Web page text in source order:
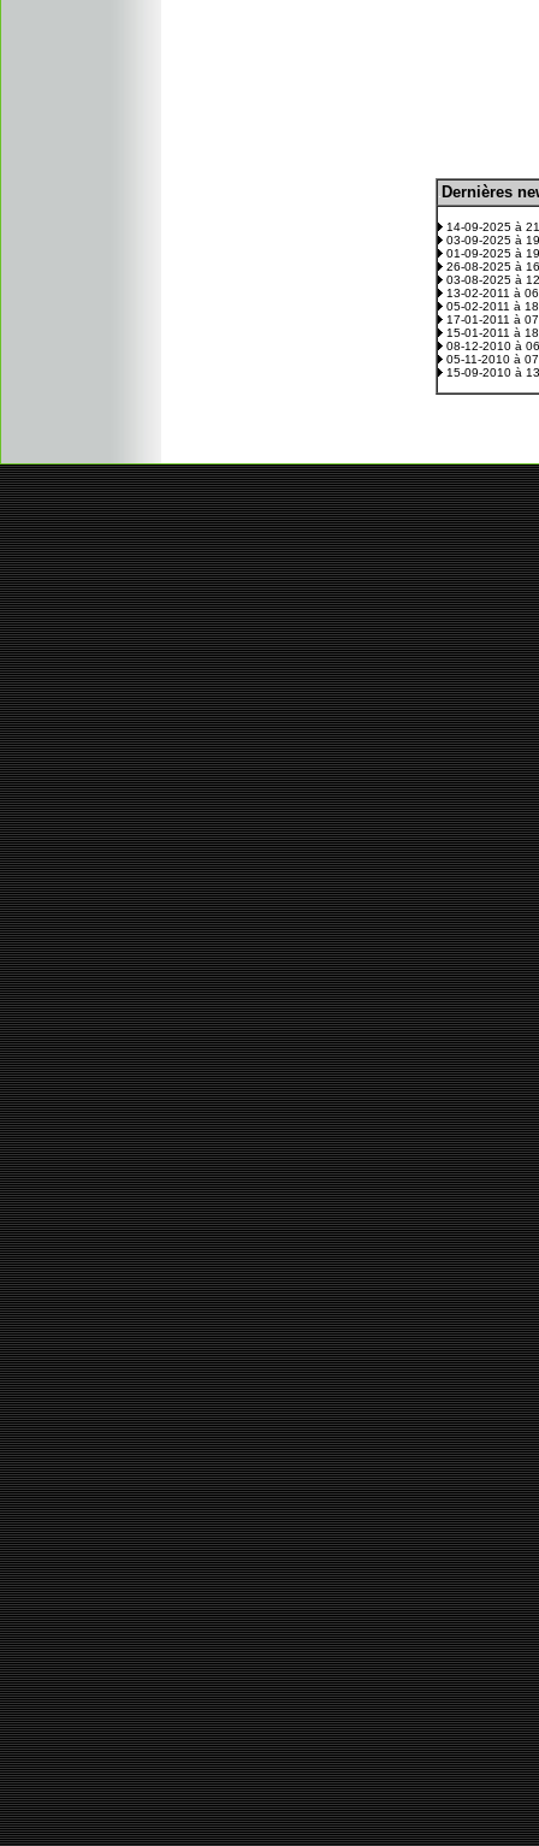
Dernières
14-09-2025 à
03-09-2025 à
01-09-2025 à
26-08-2025 à
03-08-2025 à
13-02-2011 à
05-02-2011 à
17-01-2011 à
15-01-2011 à
08-12-2010 à
05-11-2010 à
15-09-2010 à